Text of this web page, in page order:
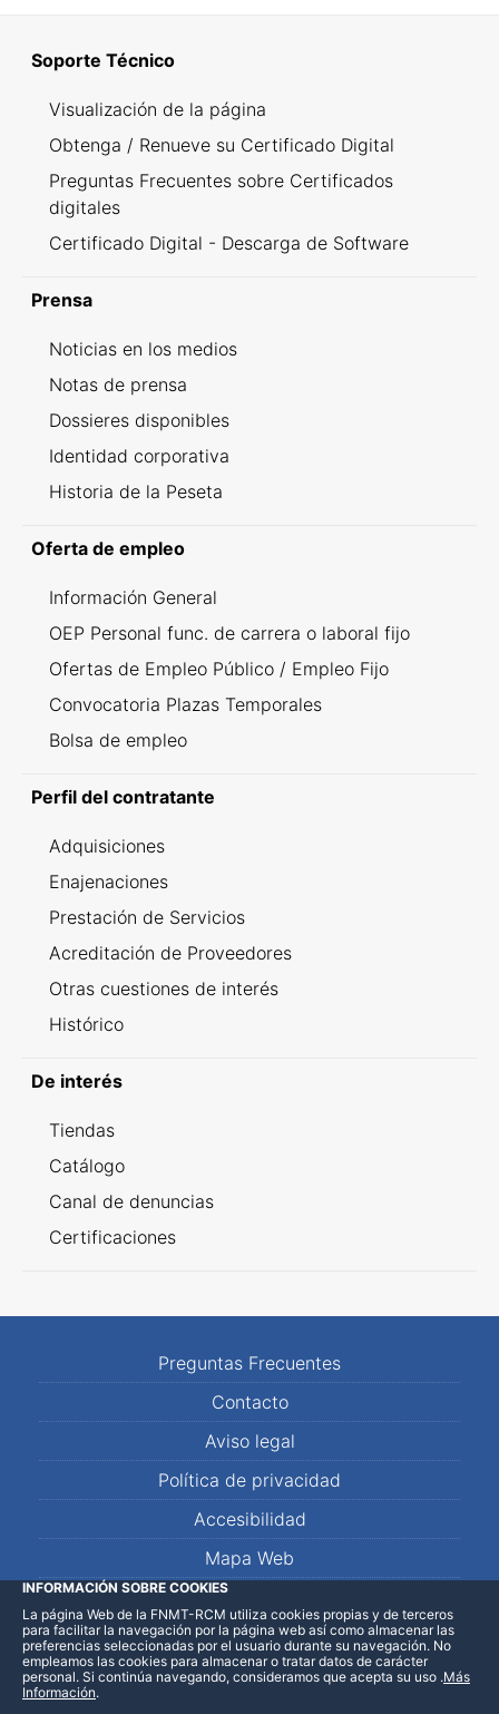
Soporte Técnico
Visualización de la página
Obtenga / Renueve su Certificado Digital
Preguntas Frecuentes sobre Certificados
digitales
Certificado Digital - Descarga de Software
Prensa
Noticias en los medios
Notas de prensa
Dossieres disponibles
Identidad corporativa
Historia de la Peseta
Oferta de empleo
Información General
OEP Personal func. de carrera o laboral fijo
Ofertas de Empleo Público / Empleo Fijo
Convocatoria Plazas Temporales
Bolsa de empleo
Perfil del contratante
Adquisiciones
Enajenaciones
Prestación de Servicios
Acreditación de Proveedores
Otras cuestiones de interés
Histórico
De interés
Tiendas
Catálogo
Canal de denuncias
Certificaciones
Preguntas Frecuentes
Contacto
Aviso legal
Política de privacidad
Accesibilidad
Mapa Web
LinkedInFacebookWhatsApp
INFORMACIÓN SOBRE COOKIES
La página Web de la FNMT-RCM utiliza cookies propias y de terceros
para facilitar la navegación por la página web así como almacenar las
preferencias seleccionadas por el usuario durante su navegación. No
empleamos las cookies para almacenar o tratar datos de carácter
personal. Si continúa navegando, consideramos que acepta su uso .Más
Información.